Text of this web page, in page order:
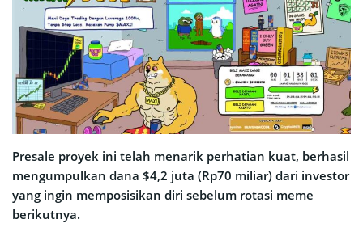
Presale proyek ini telah menarik perhatian kuat, berhasil
mengumpulkan dana $4,2 juta (Rp70 miliar) dari investor
yang ingin memposisikan diri sebelum rotasi meme
berikutnya.